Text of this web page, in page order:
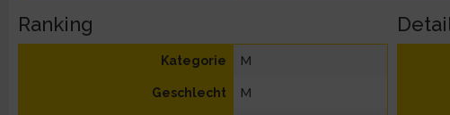
Ranking
Kategorie M
Geschlecht M